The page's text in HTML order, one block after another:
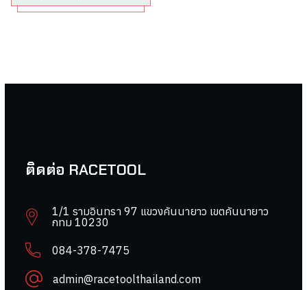
ติดต่อ RACETOOL
1/1 รามอินทรา 97 แขวงคันนายาว เขตคันนายาว
กทม 10230
084-378-7475
admin@racetoolthailand.com